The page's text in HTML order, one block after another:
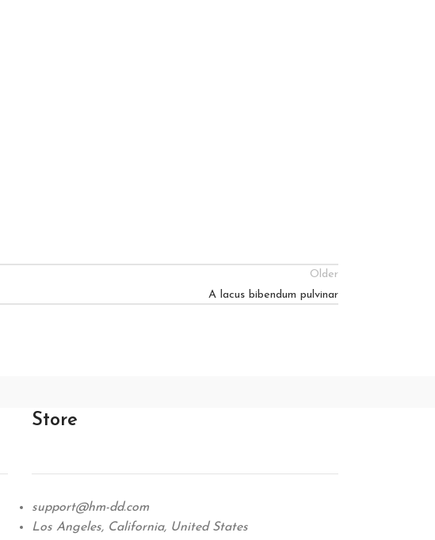
Older
A lacus bibendum pulvinar
Store
support@hm-dd.com
Los Angeles, California, United States